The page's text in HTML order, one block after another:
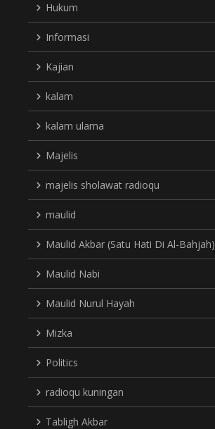
Hukum
Informasi
Kajian
kalam
kalam ulama
Majelis
majelis sholawat radioqu
maulid
Maulid Akbar (Satu Hati Di Al-Bahjah)
Maulid Nabi
Maulid Nurul Hayah
Mizka
Politics
radioqu kuningan
Tabligh Akbar